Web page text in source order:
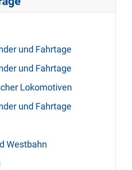
und Fahrtage
und Fahrtage
Lokomotiven
und Fahrtage
Westbahn